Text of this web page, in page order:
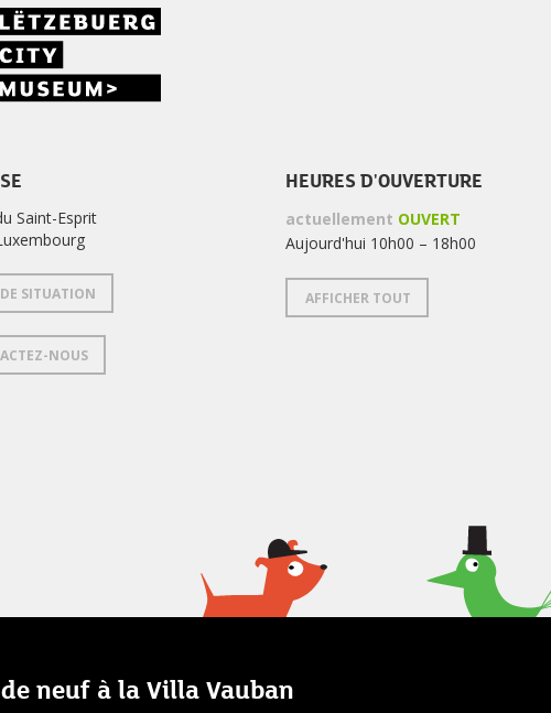
Saint-Esprit
SITUATION
NOUS
HEURES D'OUVERTURE
actuellement OUVERT
Aujourd'hui 10h00 – 18h00
AFFICHER TOUT
neuf à la Villa Vauban